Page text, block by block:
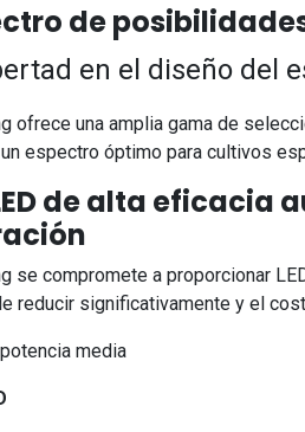
de
en el diseño del
ofrece una amplia gama de
espectro óptimo para cultivos
de alta eficacia
se compromete a proporcionar
reducir significativamente y el
media